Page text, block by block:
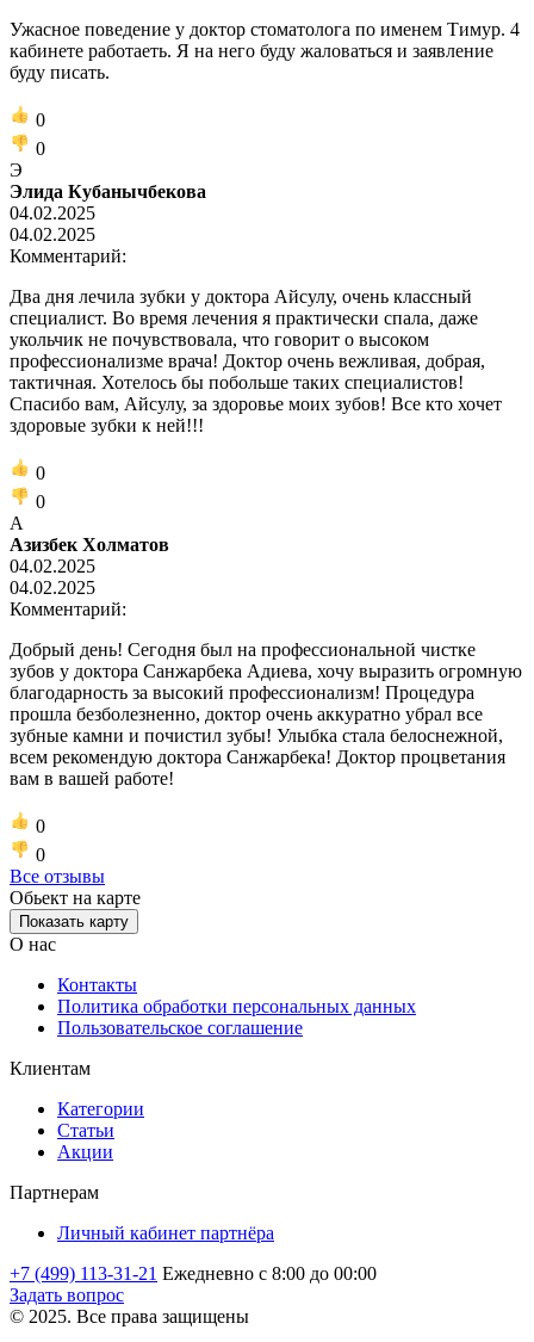
Ужасное поведение у доктор стоматолога по именем Тимур. 4
кабинете работаеть. Я на него буду жаловаться и заявление
буду писать.
0
0
Э
Элида Кубанычбекова
04.02.2025
04.02.2025
Комментарий:
Два дня лечила зубки у доктора Айсулу, очень классный
специалист. Во время лечения я практически спала, даже
укольчик не почувствовала, что говорит о высоком
профессионализме врача! Доктор очень вежливая, добрая,
тактичная. Хотелось бы побольше таких специалистов!
Спасибо вам, Айсулу, за здоровье моих зубов! Все кто хочет
здоровые зубки к ней!!!
0
0
А
Азизбек Холматов
04.02.2025
04.02.2025
Комментарий:
Добрый день! Сегодня был на профессиональной чистке
зубов у доктора Санжарбека Адиева, хочу выразить огромную
благодарность за высокий профессионализм! Процедура
прошла безболезненно, доктор очень аккуратно убрал все
зубные камни и почистил зубы! Улыбка стала белоснежной,
всем рекомендую доктора Санжарбека! Доктор процветания
вам в вашей работе!
0
0
Все отзывы
Обьект на карте
Показать карту
О нас
Контакты
Политика обработки персональных данных
Пользовательское соглашение
Клиентам
Категории
Статьи
Акции
Партнерам
Личный кабинет партнёра
+7 (499) 113-31-21 Ежедневно с 8:00 до 00:00
Задать вопрос
© 2025. Все права защищены